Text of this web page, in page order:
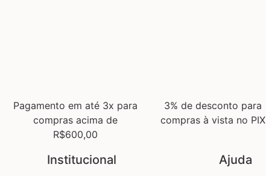
Pagamento em até 3x para
compras acima de
R$600,00
3% de desconto para
compras à vista no PIX
Institucional Ajuda